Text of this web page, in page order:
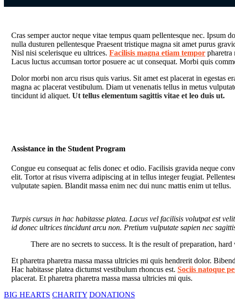
Cras semper auctor neque vitae tempus quam pellentesque nec.
nulla dusturen pellentesque Praesent tristique magna sit amet purus
Nisl nisi scelerisque eu ultrices. Facilisis magna etiam tempor pharetra
Lacus luctus accumsan tortor posuere ac ut consequat. Morbi quis
Dolor morbi non arcu risus quis varius. Sit amet est placerat in egestas
magna ac placerat vestibulum. Diam ut venenatis tellus in metus
tincidunt id aliquet. Ut tellus elementum sagittis vitae et leo duis ut.
Assistance in the Student Program
Congue eu consequat ac felis donec et odio. Facilisis gravida neque
elit. Tortor at risus viverra adipiscing at in tellus integer feugiat.
vulputate sapien. Blandit massa enim nec dui nunc mattis enim ut tellus.
Turpis cursus in hac habitasse platea. Lacus vel facilisis volutpat est
id donec ultrices tincidunt arcu non. Pretium vulputate sapien nec
There are no secrets to success. It is the result of preparation,
Et pharetra pharetra massa massa ultricies mi quis hendrerit dolor.
Hac habitasse platea dictumst vestibulum rhoncus est. Sociis natoque
placerat. Et pharetra pharetra massa massa ultricies mi quis.
BIG HEARTS CHARITY DONATIONS